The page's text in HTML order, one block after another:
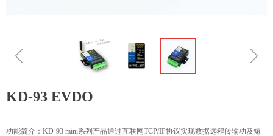
ꁆ ꁇ
KD-93 EVDO
功能简介：KD-93 mini系列产品通过互联网TCP/IP协议实现数据远程传输功及短